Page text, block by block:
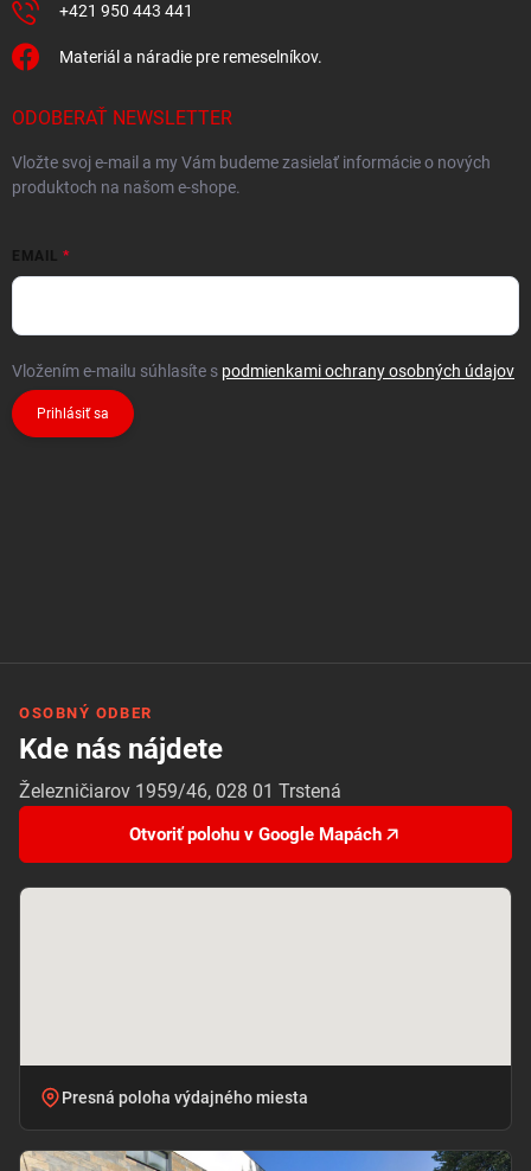
+421 950 443 441
Materiál a náradie pre remeselníkov.
ODOBERAŤ NEWSLETTER
Vložte svoj e-mail a my Vám budeme zasielať informácie o nových
produktoch na našom e-shope.
EMAIL
Vložením e-mailu súhlasíte s podmienkami ochrany osobných údajov
Prihlásiť sa
OSOBNÝ ODBER
Kde nás nájdete
Železničiarov 1959/46, 028 01 Trstená
Otvoriť polohu v Google Mapách
Presná poloha výdajného miesta